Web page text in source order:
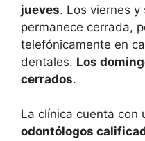
jueves. Los viernes y
permanece cerrada,
telefónicamente en
dentales. Los
cerrados.
La clínica cuenta con
odontólogos